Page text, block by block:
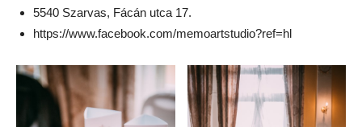
5540 Szarvas, Fácán utca 17.
https://www.facebook.com/memoartstudio?ref=hl